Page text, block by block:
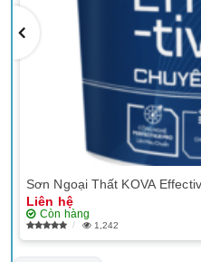
Sơn Ngoại Thất KOVA
Liên hệ
Còn hàng
1,242